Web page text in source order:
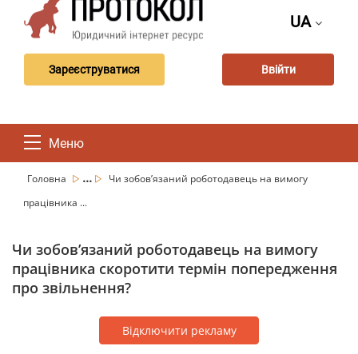
UA
Зареєструватися Ввійти
Меню
Головна ...
Чи зобов’язаний роботодавець на вимогу
працівника ...
Чи зобов’язаний роботодавець на вимогу
працівника скоротити термін попередження
про звільнення?
Відключити рекламу